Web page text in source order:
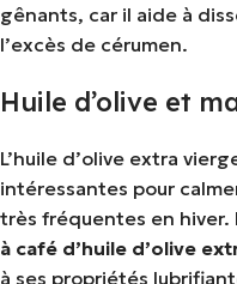
gênants, car il aide à
l’excès de cérumen.
Huile d’olive et
L’huile d’olive extra
intéressantes pour
très fréquentes en
à café d’huile d’olive
à ses propriétés